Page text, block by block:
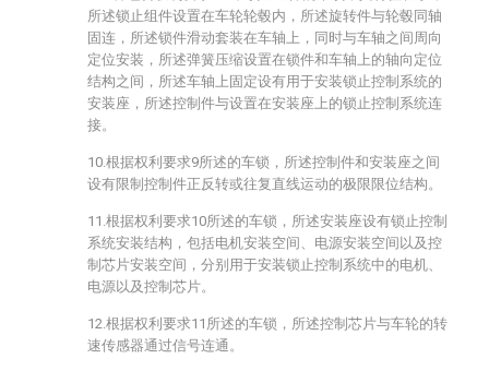
所述锁止组件设置在车轮轮毂内，所述旋转件与轮毂同轴
固连，所述锁件滑动套装在车轴上，同时与车轴之间周向
定位安装，所述弹簧压缩设置在锁件和车轴上的轴向定位
结构之间，所述车轴上固定设有用于安装锁止控制系统的
安装座，所述控制件与设置在安装座上的锁止控制系统连
接。
10.根据权利要求9所述的车锁，所述控制件和安装座之间
设有限制控制件正反转或往复直线运动的极限限位结构。
11.根据权利要求10所述的车锁，所述安装座设有锁止控制
系统安装结构，包括电机安装空间、电源安装空间以及控
制芯片安装空间，分别用于安装锁止控制系统中的电机、
电源以及控制芯片。
12.根据权利要求11所述的车锁，所述控制芯片与车轮的转
速传感器通过信号连通。